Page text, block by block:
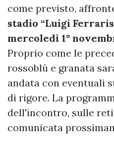
come previsto,
stadio “Luigi
mercoledì 1°
Proprio come le
rossoblù e granata
andata con eventuali
di rigore. La
dell'incontro, sulle
comunicata